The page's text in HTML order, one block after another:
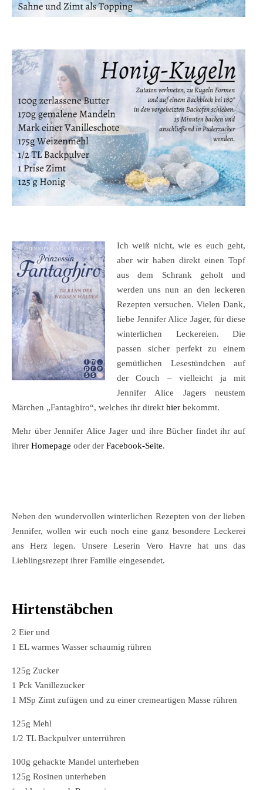
Ich weiß nicht, wie es euch geht,
aber wir haben direkt einen Topf
aus dem Schrank geholt und
werden uns nun an den leckeren
Rezepten versuchen. Vielen Dank,
liebe Jennifer Alice Jager, für diese
winterlichen Leckereien. Die
passen sicher perfekt zu einem
gemütlichen Lesestündchen auf
der Couch – vielleicht ja mit
Jennifer Alice Jagers neustem
Märchen „Fantaghiro“, welches ihr direkt hier bekommt.
Mehr über Jennifer Alice Jager und ihre Bücher findet ihr auf
ihrer Homepage oder der Facebook-Seite.
Neben den wundervollen winterlichen Rezepten von der lieben
Jennifer, wollen wir euch noch eine ganz besondere Leckerei
ans Herz legen. Unsere Leserin Vero Havre hat uns das
Lieblingsrezept ihrer Familie eingesendet.
Hirtenstäbchen
2 Eier und
1 EL warmes Wasser schaumig rühren
125g Zucker
1 Pck Vanillezucker
1 MSp Zimt zufügen und zu einer cremeartigen Masse rühren
125g Mehl
1/2 TL Backpulver unterrühren
100g gehackte Mandel unterheben
125g Rosinen unterheben